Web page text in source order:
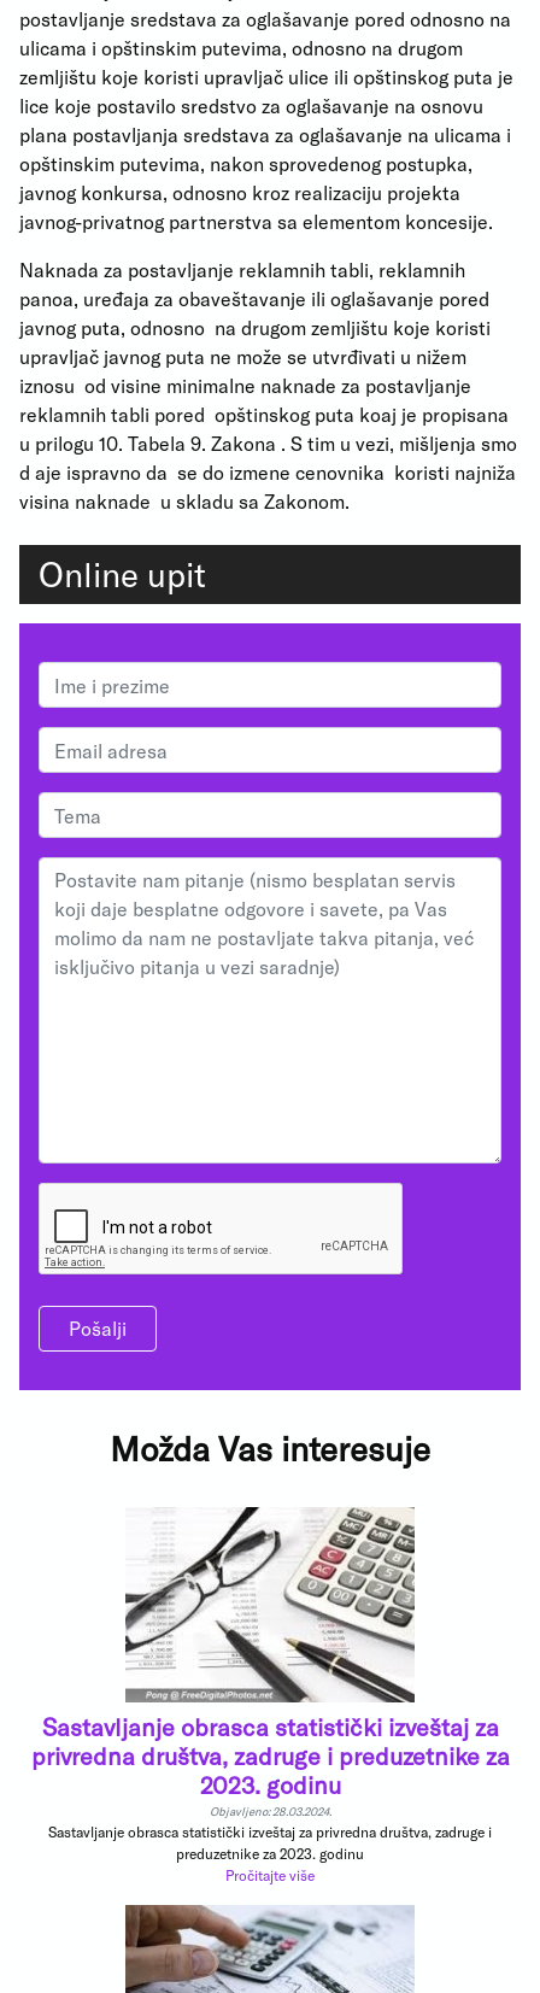
postavljanje sredstava za oglašavanje pored odnosno na
ulicama i opštinskim putevima, odnosno na drugom
zemljištu koje koristi upravljač ulice ili opštinskog puta je
lice koje postavilo sredstvo za oglašavanje na osnovu
plana postavljanja sredstava za oglašavanje na ulicama i
opštinskim putevima, nakon sprovedenog postupka,
javnog konkursa, odnosno kroz realizaciju projekta
javnog-privatnog partnerstva sa elementom koncesije.
Naknada za postavljanje reklamnih tabli, reklamnih
panoa, uređaja za obaveštavanje ili oglašavanje pored
javnog puta, odnosno na drugom zemljištu koje koristi
upravljač javnog puta ne može se utvrđivati u nižem
iznosu od visine minimalne naknade za postavljanje
reklamnih tabli pored opštinskog puta koaj je propisana
u prilogu 10. Tabela 9. Zakona . S tim u vezi, mišljenja smo
d aje ispravno da se do izmene cenovnika koristi najniža
visina naknade u skladu sa Zakonom.
Online upit
Pošalji
Možda Vas interesuje
Sastavljanje obrasca statistički izveštaj za
privredna društva, zadruge i preduzetnike za
2023. godinu
Objavljeno: 28.03.2024.
Sastavljanje obrasca statistički izveštaj za privredna društva, zadruge i
preduzetnike za 2023. godinu
Pročitajte više